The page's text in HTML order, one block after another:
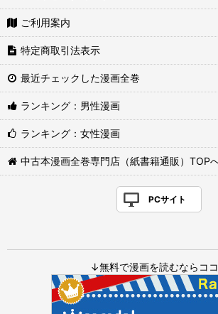
ご利用案内
特定商取引法表示
最近チェックした漫画全巻
ランキング：男性漫画
ランキング：女性漫画
中古本漫画全巻専門店（紙書籍通販）TOP
PCサイト
↓無料で漫画を読むならコ